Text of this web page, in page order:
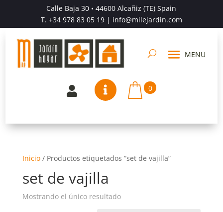
Calle Baja 30 • 44600 Alcañiz (TE) Spain
T. +34 978 83 05 19| info@milejardin.com
  0
Inicio/ Productos etiquetados “set de vajilla”
set de vajilla
Mostrando el único resultado